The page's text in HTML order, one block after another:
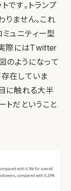
です。トランプ
ません。これ
ュニティー型
実際にはTwitter
のようになって
在していま
に触れる大半
トだということ